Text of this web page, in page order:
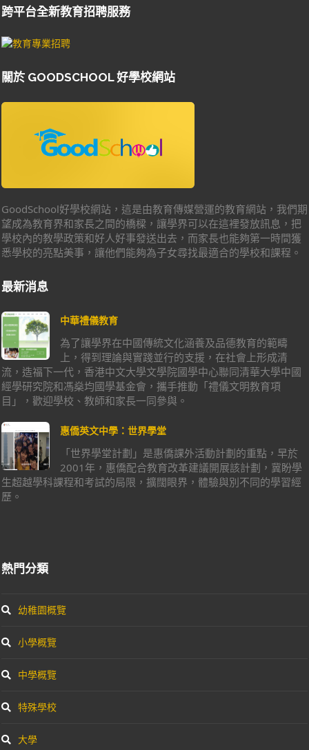
跨平台全新教育招聘服務
關於 GOODSCHOOL 好學校網站
GoodSchool好學校網站，這是由教育傳媒營運的教育網站，我們期
望成為教育界和家長之間的橋樑，讓學界可以在這裡發放訊息，把
學校內的教學政策和好人好事發送出去，而家長也能夠第一時間獲
悉學校的亮點美事，讓他們能夠為子女尋找最適合的學校和課程。
最新消息
中華禮儀教育
為了讓學界在中國傳統文化涵養及品德教育的範疇
上，得到理論與實踐並行的支援，在社會上形成清
流，造福下一代，香港中文大學文學院國學中心聯同清華大學中國
經學研究院和馮燊均國學基金會，攜手推動「禮儀文明教育項
目」，歡迎學校、教師和家長一同參與。
惠僑英文中學：世界學堂
「世界學堂計劃」是惠僑課外活動計劃的重點，早於
2001年，惠僑配合教育改革建議開展該計劃，冀盼學
生超越學科課程和考試的局限，擴闊眼界，體驗與別不同的學習經
歷。
熱門分類
幼稚園概覽
小學概覽
中學概覽
特殊學校
大學